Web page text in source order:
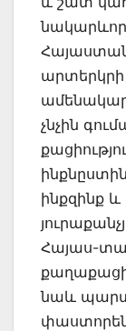
չնչին
ինքզինք և
Հայաս-
քաղաքացի
նաև